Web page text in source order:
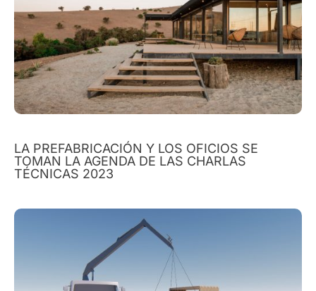
LA PREFABRICACIÓN Y LOS OFICIOS SE
TOMAN LA AGENDA DE LAS CHARLAS
TÉCNICAS 2023